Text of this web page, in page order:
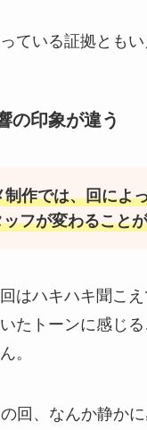
ている証拠ともい
の印象が違う
制作では、回によ
フが変わること
はハキハキ聞こ
たトーンに感じ
。
回、なんか静か